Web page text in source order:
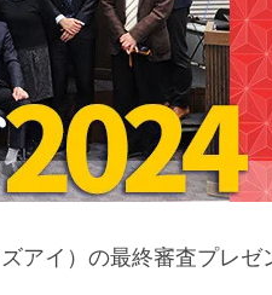
アイ）の最終審査プレゼ